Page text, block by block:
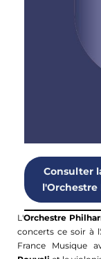
Consulter
l'Orchestre
L'Orchestre
concerts ce soir à
France Musique